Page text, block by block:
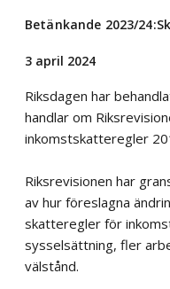
Betänkande 2023/
3 april 2024
Riksdagen har
handlar om
inkomstskatteregler
Riksrevisionen har
av hur föreslagna
skatteregler för
sysselsättning, fler
välstånd.